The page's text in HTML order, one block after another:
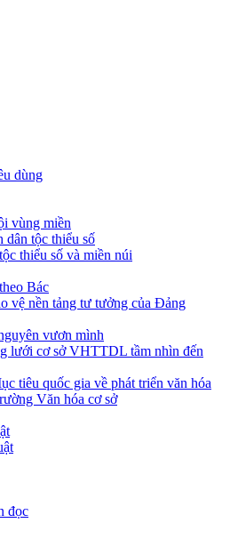
dùng
vùng miền
dân tộc thiểu số
thiểu số và miền núi
Bác
vệ nền tảng tư tưởng của Đảng
vươn mình
lưới cơ sở VHTTDL tầm nhìn đến
tiêu quốc gia về phát triển văn hóa
Văn hóa cơ sở
đọc